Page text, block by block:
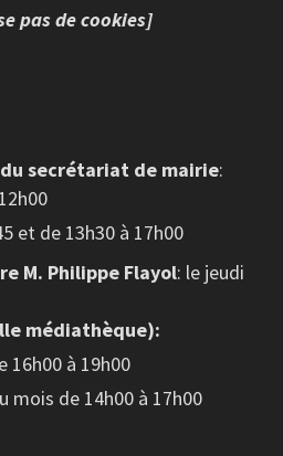
pas de cookies]
du secrétariat de mairie:
et de 13h30 à 17h00
M. Philippe Flayol: le jeudi
médiathèque):
16h00 à 19h00
mois de 14h00 à 17h00